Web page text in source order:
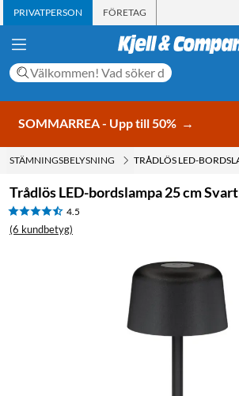
PRIVATPERSON FÖRETAG
SOMMARREA - Upp till 50% →
STÄMNINGSBELYSNING
Trådlös LED-bordslampa 25 cm Svart
4.5
(6 kundbetyg)